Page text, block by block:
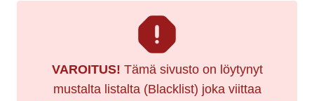
VAROITUS! Tämä sivusto on löytynyt
mustalta listalta (Blacklist) joka viittaa